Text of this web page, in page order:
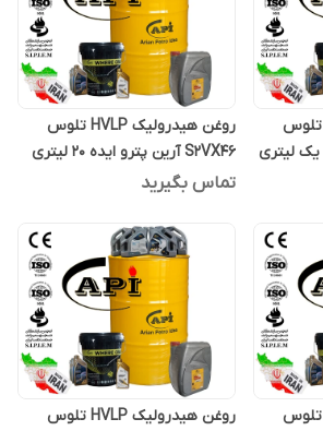
روغن هیدرولیک HVLP تلوس
روغن هیدرولیک HVLP تلوس
S2VX46 آرین پترو ایده 20 لیتری
تماس بگیرید
روغن هیدرولیک HVLP تلوس
روغن هیدرولیک HVLP تلوس